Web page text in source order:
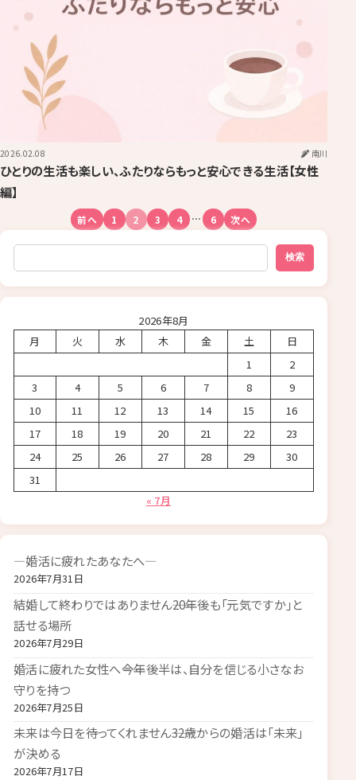
2026.02.08 南川
￼ひとりの生活も楽しい、ふたりならもっと安心できる生活【女性
編】
前へ 1 2 3 4 ⋯ 6 次へ
検索
検索
2026年8月
月
火 水 木 金 土
日
1
2
3
4 5 6 7 8
9
10
11 12 13 14 15
16
17
18 19 20 21 22
23
24
25 26 27 28 29
30
31
« 7月
―婚活に疲れたあなたへ―
2026年7月31日
結婚して終わりではありません――20年後も「元気ですか」と
話せる場所
2026年7月29日
婚活に疲れた女性へ――今年後半は、自分を信じる小さなお
守りを持つ
2026年7月25日
未来は今日を待ってくれません――32歳からの婚活は「未来」
が決める
2026年7月17日